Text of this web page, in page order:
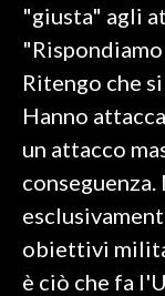
TENNIS
ALTRI SPORT
SPETTACOLI
GOSSIP
SALUTE
"giusta" agli
Ritengo che
Hanno
un attacco
obiettivi
è ciò che fa